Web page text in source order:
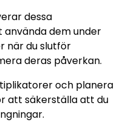
dessa
använda dem under
när du slutför
deras påverkan.
och planera
att säkerställa att du